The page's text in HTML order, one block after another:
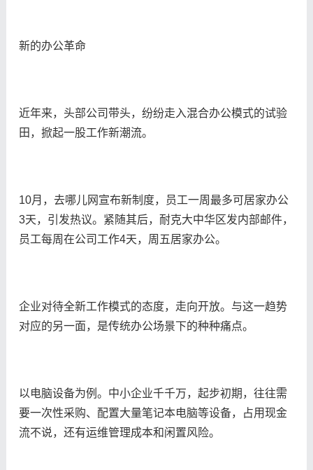
新的办公革命
近年来，头部公司带头，纷纷走入混合办公模式的试验
田，掀起一股工作新潮流。
10月，去哪儿网宣布新制度，员工一周最多可居家办公
3天，引发热议。紧随其后，耐克大中华区发内部邮件，
员工每周在公司工作4天，周五居家办公。
企业对待全新工作模式的态度，走向开放。与这一趋势
对应的另一面，是传统办公场景下的种种痛点。
以电脑设备为例。中小企业千千万，起步初期，往往需
要一次性采购、配置大量笔记本电脑等设备，占用现金
流不说，还有运维管理成本和闲置风险。